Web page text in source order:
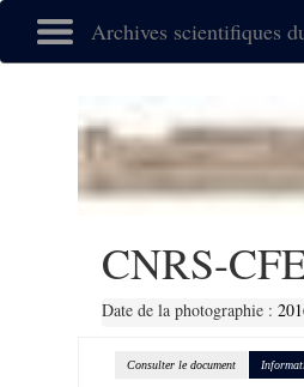
Archives scientifiques
CNRS-
Date de la photographie :
Consulter le document